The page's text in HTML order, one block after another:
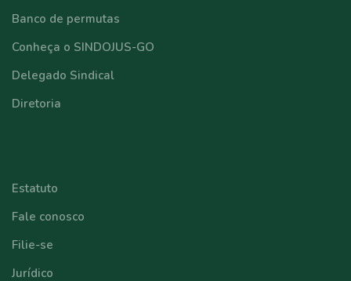
Banco de permutas
Conheça o SINDOJUS-GO
Delegado Sindical
Diretoria
Estatuto
Fale conosco
Filie-se
Jurídico